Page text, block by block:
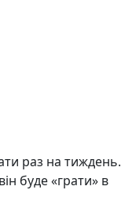
раз на тиждень.
буде «грати» в